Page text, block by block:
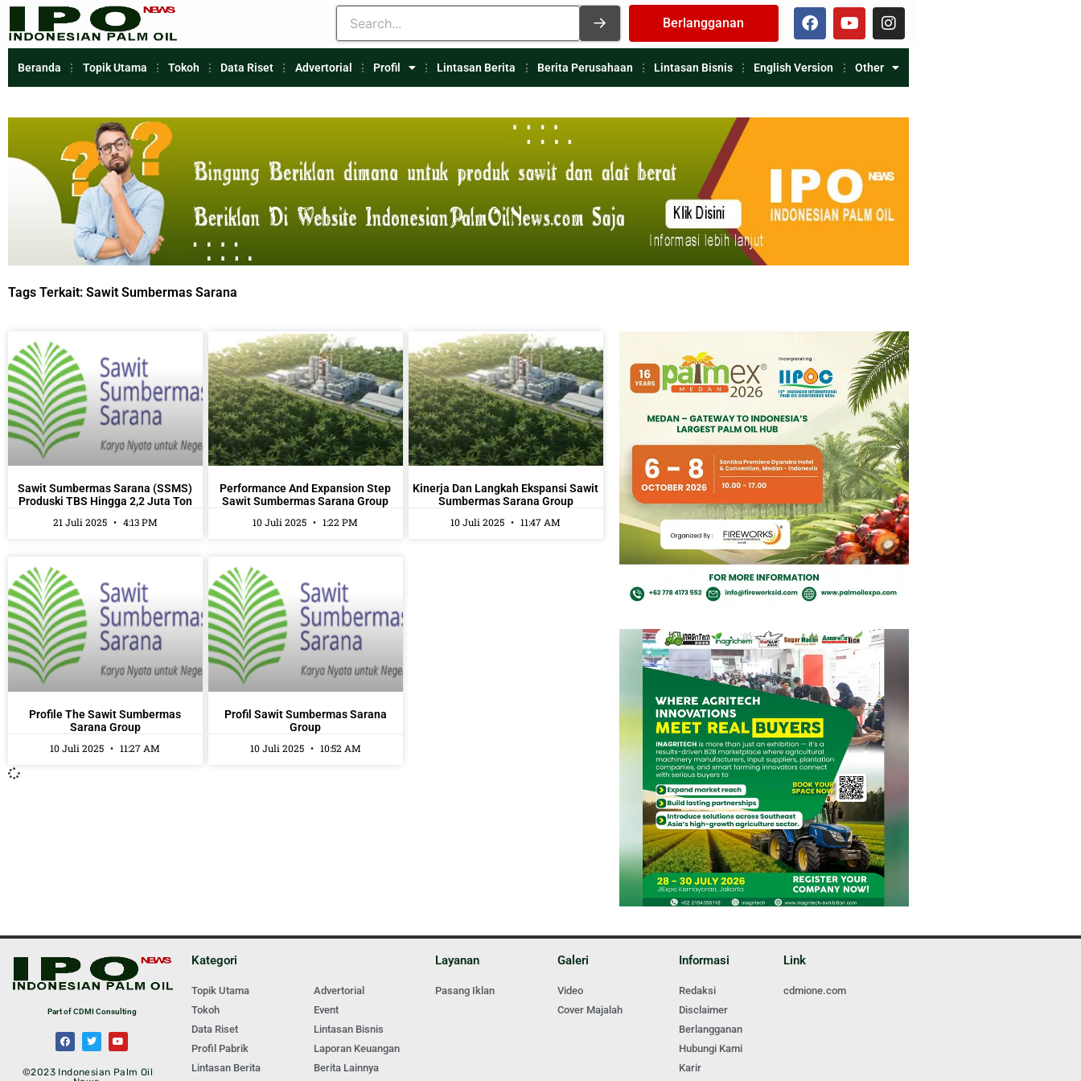
Berlangganan
Beranda Topik Utama Tokoh Data Riset Advertorial Profil Lintasan Berita Berita Perusahaan Lintasan Bisnis English Version Other
Tags Terkait: Sawit Sumbermas Sarana
Sawit Sumbermas Sarana (SSMS)
Produski TBS Hingga 2,2 Juta Ton
21 Juli 2025
4:13 PM
Performance And Expansion Step
Sawit Sumbermas Sarana Group
10 Juli 2025
1:22 PM
Kinerja Dan Langkah Ekspansi Sawit
Sumbermas Sarana Group
10 Juli 2025
11:47 AM
Profile The Sawit Sumbermas
Sarana Group
10 Juli 2025
11:27 AM
Profil Sawit Sumbermas Sarana
Group
10 Juli 2025
10:52 AM
Part of CDMI Consulting
©2023 Indonesian Palm Oil
Kategori
Topik Utama
Tokoh
Data Riset
Profil Pabrik
Lintasan Berita
Advertorial
Event
Lintasan Bisnis
Laporan Keuangan
Berita Lainnya
Layanan
Pasang Iklan
Galeri
Video
Cover Majalah
Informasi
Redaksi
Disclaimer
Berlangganan
Hubungi Kami
Karir
Link
cdmione.com